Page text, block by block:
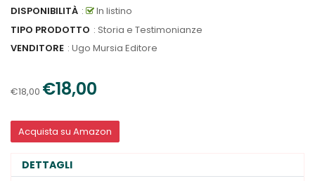
DISPONIBILITÀ :
In listino
TIPO PRODOTTO : Storia e Testimonianze
VENDITORE : Ugo Mursia Editore
€18,00 €18,00
Acquista su Amazon
DETTAGLI